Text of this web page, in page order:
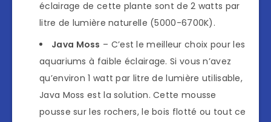
éclairage de cette plante sont de 2 watts par
litre de lumière naturelle (5000-6700K).
Java Moss – C’est le meilleur choix pour les
aquariums à faible éclairage. Si vous n’avez
qu’environ 1 watt par litre de lumière utilisable,
Java Moss est la solution. Cette mousse
pousse sur les rochers, le bois flotté ou tout ce